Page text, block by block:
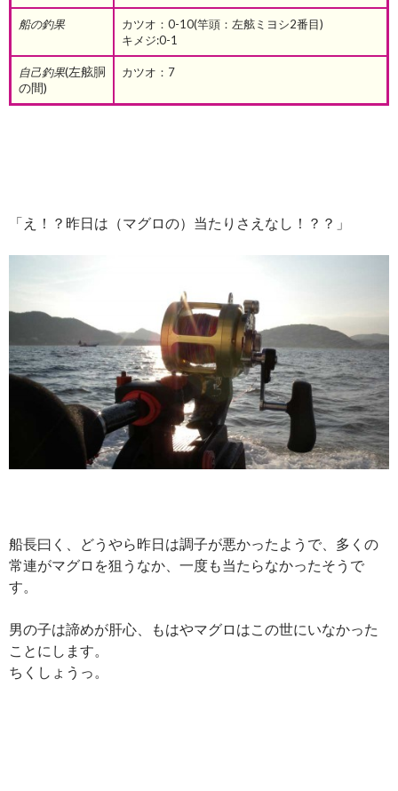
船の釣果
カツオ：0-10(竿頭：左舷ミヨシ2番目)
キメジ:0-1
自己釣果(左舷胴
の間)
カツオ：7
「え！？昨日は（マグロの）当たりさえなし！？？」
船長曰く、どうやら昨日は調子が悪かったようで、多くの
常連がマグロを狙うなか、一度も当たらなかったそうで
す。
男の子は諦めが肝心、もはやマグロはこの世にいなかった
ことにします。
ちくしょうっ。